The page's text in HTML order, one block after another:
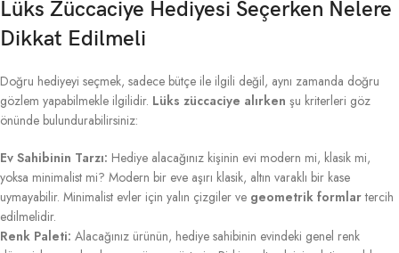
Lüks Züccaciye Hediyesi Seçerken Nelere
Dikkat Edilmeli
Doğru hediyeyi seçmek, sadece bütçe ile ilgili değil, aynı zamanda doğru
gözlem yapabilmekle ilgilidir. Lüks züccaciye alırken şu kriterleri göz
önünde bulundurabilirsiniz:
Ev Sahibinin Tarzı: Hediye alacağınız kişinin evi modern mi, klasik mi,
yoksa minimalist mi? Modern bir eve aşırı klasik, altın varaklı bir kase
uymayabilir. Minimalist evler için yalın çizgiler ve geometrik formlartercih
edilmelidir.
Renk Paleti: Alacağınız ürünün, hediye sahibinin evindeki genel renk